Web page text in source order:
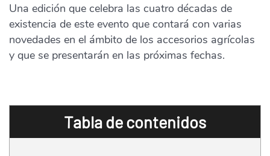
Una edición que celebra las cuatro décadas de
existencia de este evento que contará con varias
novedades en el ámbito de los accesorios agrícolas
y que se presentarán en las próximas fechas.
Tabla de contenidos